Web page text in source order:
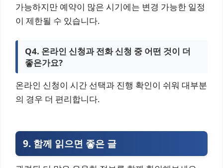
가능하지만 예약이 많은 시기에는 변경 가능한 일정
이 제한될 수 있습니다.
Q4. 온라인 신청과 전화 신청 중 어떤 것이 더
좋은가요?
온라인 신청이 시간 선택과 진행 확인이 쉬워 대부분
의 경우 더 편리합니다.
9. 함께 읽으면 좋은 글